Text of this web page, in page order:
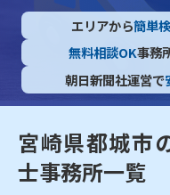
エリアから簡単
無料相談OK事務
朝日新聞社運営で
宮崎県都城市
士事務所一覧